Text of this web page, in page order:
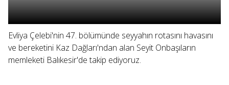
Evliya Çelebi'nin 47. bölümünde seyyahın rotasını havasını
ve bereketini Kaz Dağları'ndan alan Seyit Onbaşıların
memleketi Balıkesir'de takip ediyoruz.